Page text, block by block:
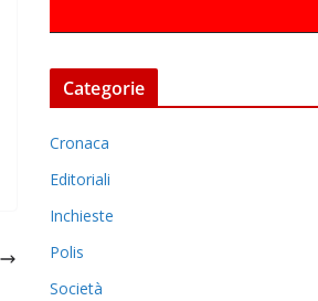
Categorie
Cronaca
Editoriali
Inchieste
Polis
Società